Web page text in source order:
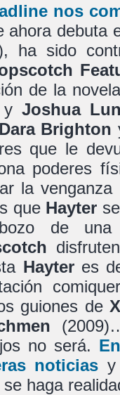
nos
ahora debuta
ha sido
de la
y Joshua
Dara Brighton
que le
poderes
la
que Hayter
de
Hayteres
guiones de
no será.
noticias y
haga